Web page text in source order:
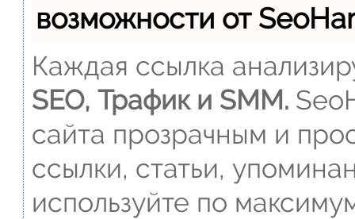
возможности от
Каждая ссылка
SEO, Трафик и SMM.
сайта прозрачным и
ссылки, статьи,
используйте по